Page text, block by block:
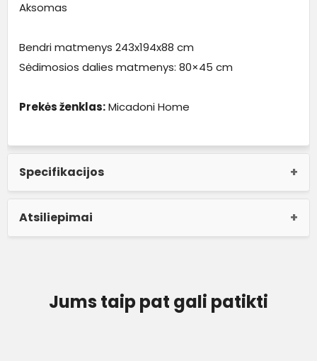
Aksomas
Bendri matmenys 243x194x88 cm
Sėdimosios dalies matmenys: 80×45 cm
Prekės ženklas:Micadoni Home
Specifikacijos
Atsiliepimai
Jums taip pat gali patikti